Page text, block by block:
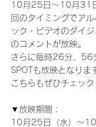
10月25日～10月31
回のタイミングでア
ック・ビデオのダイ
のコメントが放映。
さらに毎時26分、
SPOTも放映となりま
こちらもぜひチェック
▼放映期間：
10月25日（水）～10